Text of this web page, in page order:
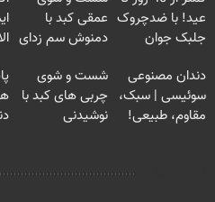
عید! با ضدچروک
جلبک جوان
عمقی کبد با
دمنوش سم زدای
دندان مصنوعی
سوئیسی | سبک،
مقاوم، طبیعی!
شست و شوی
چربی های کبد با
نوشیدنی